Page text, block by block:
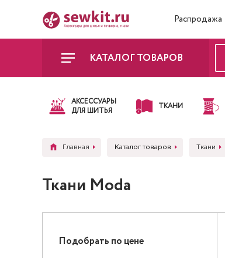
Распродажа
КАТАЛОГ ТОВАРОВ
АКСЕССУАРЫ
ДЛЯ ШИТЬЯ
ТКАНИ
Главная Каталог товаров Ткани
Ткани Moda
Подобрать по цене